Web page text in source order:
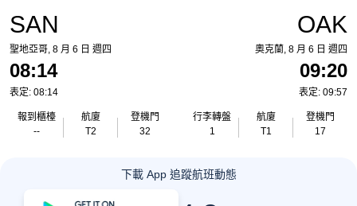
SAN
聖地亞哥, 8 月 6 日 週四
08:14
表定: 08:14
報到櫃檯
--
航廈
T2
登機門
32
OAK
奧克蘭, 8 月 6 日 週四
09:20
表定: 09:57
行李轉盤
1
航廈
T1
登機門
17
下載 App 追蹤航班動態